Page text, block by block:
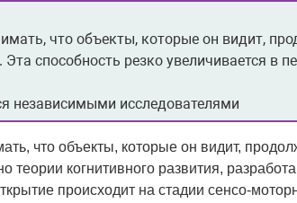
что объекты, которые он видит,
способность резко увеличивается в
независимыми исследователями
что объекты, которые он видит,
теории когнитивного развития,
происходит на стадии сенсо-